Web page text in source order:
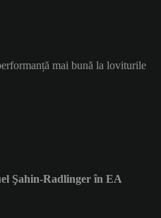
mai bună la loviturile
Şahin-Radlinger în EA